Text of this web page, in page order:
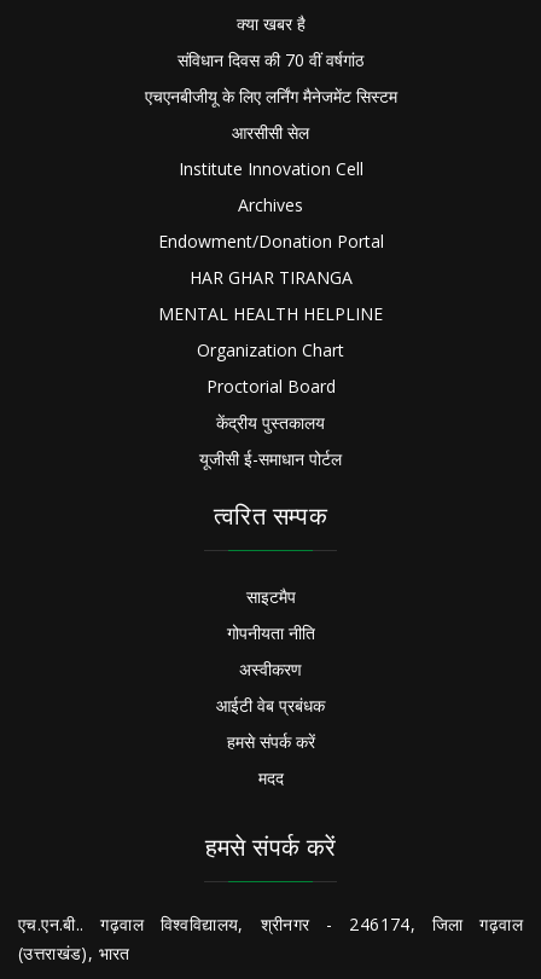
क्या खबर है
संविधान दिवस की 70 वीं वर्षगांठ
एचएनबीजीयू के लिए लर्निंग मैनेजमेंट सिस्टम
आरसीसी सेल
Institute Innovation Cell
Archives
Endowment/Donation Portal
HAR GHAR TIRANGA
MENTAL HEALTH HELPLINE
Organization Chart
Proctorial Board
केंद्रीय पुस्तकालय
यूजीसी ई-समाधान पोर्टल
त्वरित सम्पक
साइटमैप
गोपनीयता नीति
अस्वीकरण
आईटी वेब प्रबंधक
हमसे संपर्क करें
मदद
हमसे संपर्क करें
एच.एन.बी.. गढ़वाल विश्वविद्यालय, श्रीनगर - 246174, जिला गढ़वाल
(उत्तराखंड), भारत